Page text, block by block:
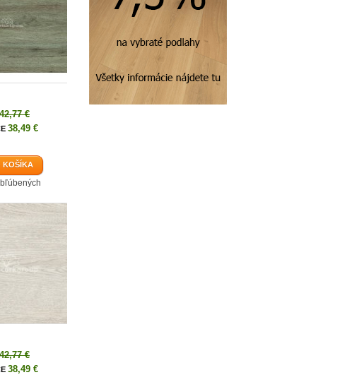
42,77 €
38,49 €
KOŠÍKA
42,77 €
38,49 €